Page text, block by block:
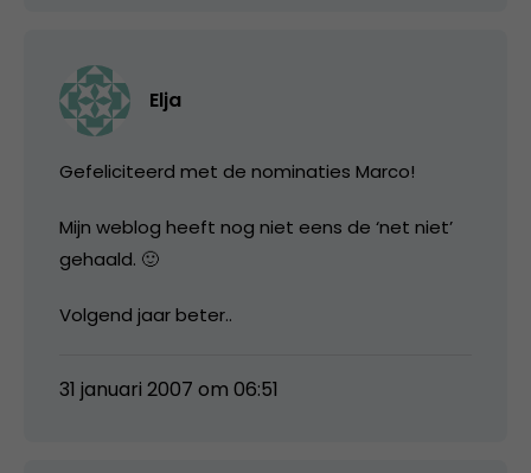
Elja
Gefeliciteerd met de nominaties Marco!
Mijn weblog heeft nog niet eens de ‘net niet’
gehaald. 🙂
Volgend jaar beter..
31 januari 2007 om 06:51